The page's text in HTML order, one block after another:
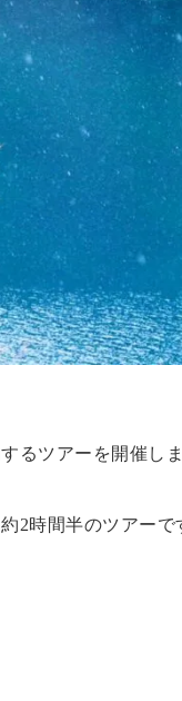
るツアーを開催しま
2時間半のツアーで